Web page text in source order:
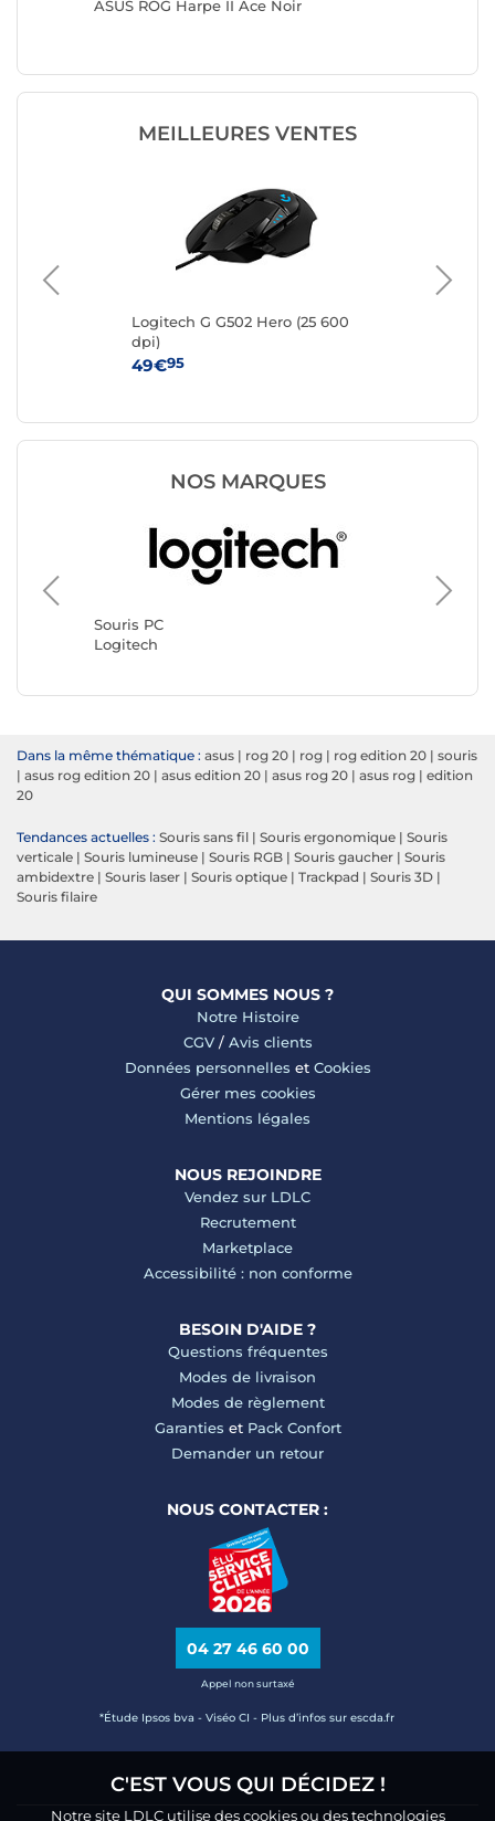
C'EST VOUS QUI DÉCIDEZ !
Notre site LDLC utilise des cookies ou des technologies
ASUS ROG Harpe II Ace Noir
MEILLEURES VENTES
Logitech G G502 Hero (25 600
dpi)
49€95
NOS MARQUES
Souris PC
Logitech
Souris
Razer
Dans la même thématique : asus | rog 20 | rog | rog edition 20 | souris
| asus rog edition 20 | asus edition 20 | asus rog 20 | asus rog | edition
20
Tendances actuelles : Souris sans fil | Souris ergonomique | Souris
verticale | Souris lumineuse | Souris RGB | Souris gaucher | Souris
ambidextre | Souris laser | Souris optique | Trackpad | Souris 3D |
Souris filaire
QUI SOMMES NOUS ?
Notre Histoire
CGV/ Avis clients
Données personnelles et Cookies
Gérer mes cookies
Mentions légales
NOUS REJOINDRE
Vendez sur LDLC
Recrutement
Marketplace
Accessibilité : non conforme
BESOIN D'AIDE ?
Questions fréquentes
Modes de livraison
Modes de règlement
Garanties et Pack Confort
Demander un retour
NOUS CONTACTER :
04 27 46 60 00
Appel non surtaxé
*Étude Ipsos bva - Viséo CI - Plus d’infos sur escda.fr